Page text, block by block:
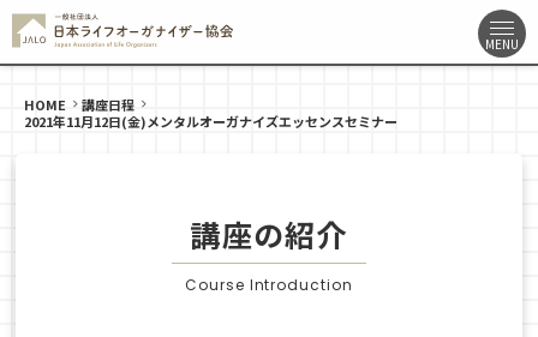
HOME
講座日程
2021年11月12日(金)メンタルオーガナイズエッセンスセミナー
講座の紹介
Course Introduction